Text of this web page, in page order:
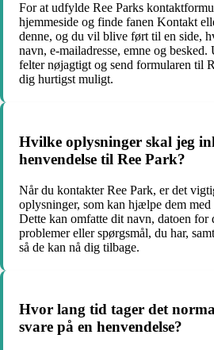
For at udfylde Ree Parks
hjemmeside og finde fanen Kontakt
denne, og du vil blive ført til en side,
navn, e-mailadresse, emne og
felter nøjagtigt og send formularen til
dig hurtigst muligt.
Hvilke oplysninger skal jeg
henvendelse til Ree Park?
Når du kontakter Ree Park, er det
oplysninger, som kan hjælpe dem
Dette kan omfatte dit navn, datoen for
problemer eller spørgsmål, du har,
så de kan nå dig tilbage.
Hvor lang tid tager det
svare på en henvendelse?